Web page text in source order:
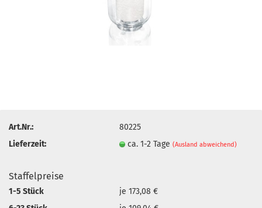
Art.Nr.:
80225
Lieferzeit:
ca. 1-2 Tage(Ausland abweichend)
Staffelpreise
1-5 Stück
je 173,08 €